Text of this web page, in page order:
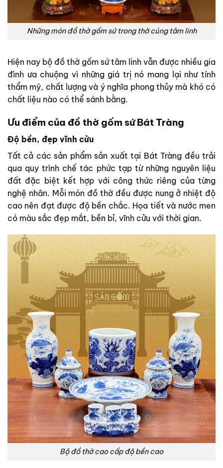
Những món đồ thờ gốm sứ trong thờ cúng tâm linh
Hiện nay bộ đồ thờ gốm sứ tâm linh vẫn được nhiều gia
đình ưa chuộng vì những giá trị nó mang lại như tính
thẩm mỹ, chất lượng và ý nghĩa phong thủy mà khó có
chất liệu nào có thể sánh bằng.
Ưu điểm của đồ thờ gốm sứ Bát Tràng
Độ bền, đẹp vĩnh cửu
Tất cả các sản phẩm sản xuất tại Bát Tràng đều trải
qua quy trình chế tác phức tạp từ những nguyên liệu
đất đặc biệt kết hợp với công thức riêng của từng
nghệ nhân. Mỗi món đồ thờ đều được nung ở nhiệt độ
cao nên đạt được độ bền chắc. Họa tiết và nước men
có màu sắc đẹp mắt, bền bỉ, vĩnh cửu với thời gian.
Bộ đồ thờ cao cấp độ bền cao